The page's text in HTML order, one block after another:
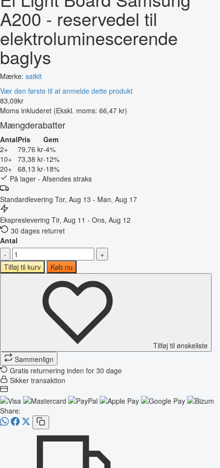
A200 - reservedel til
elektroluminescerende
baglys
Mærke: satkit
Vær den første til at anmelde dette produkt
83,09kr
Moms inkluderet (Ekskl. moms: 66,47 kr)
Mængderabatter
AntalPris
Gem
2+
79,76 kr-4%
10+ 73,38 kr-12%
20+ 68,13 kr-18%
På lager - Afsendes straks
Standardlevering Tor, Aug 13 - Man, Aug 17
Ekspreslevering Tir, Aug 11 - Ons, Aug 12
30 dages returret
Antal
-
+
Tilføj til kurv
Køb nu
Tilføj til ønskeliste
Sammenlign
Gratis returnering inden for 30 dage
Sikker transaktion
Share: